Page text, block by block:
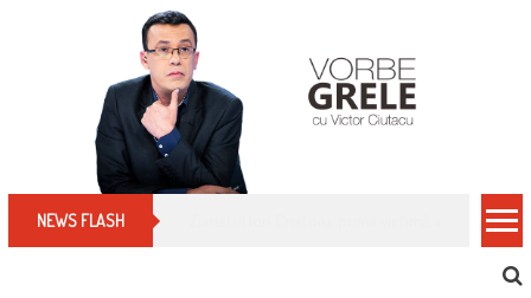
NEWS FLASH Cum îți schimbi, rapid, gratuit și eficient,